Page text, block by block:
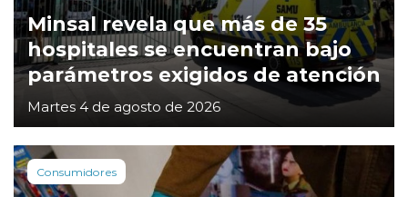
Minsal revela que más de 35
hospitales se encuentran bajo
parámetros exigidos de atención
Martes 4 de agosto de 2026
Consumidores